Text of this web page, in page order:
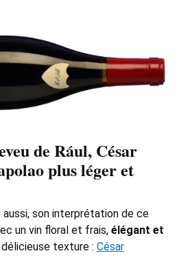
de Rául, César
plus léger et
son interprétation de ce
un vin floral et frais, élégant et
texture : César